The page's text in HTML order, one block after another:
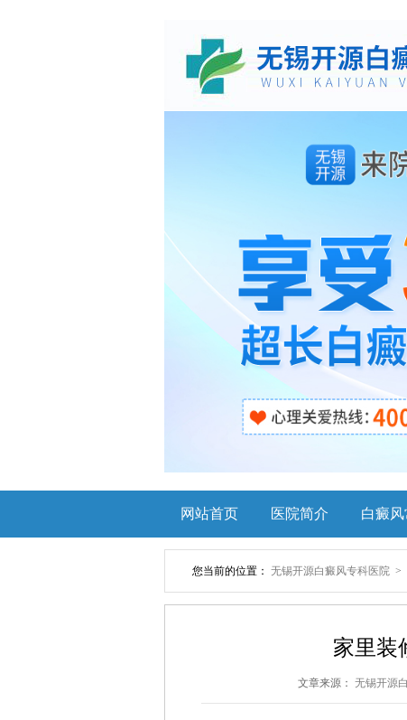
网站首页 医院简介 白癜风
您当前的位置： 无锡开源白癜风专科医院 >
家里装
文章来源： 无锡开源